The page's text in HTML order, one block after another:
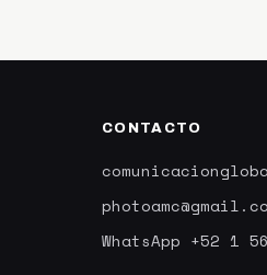
CONTACTO
WhatsApp +52 1